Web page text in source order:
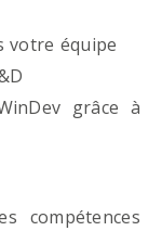
équipe
grâce à
compétences